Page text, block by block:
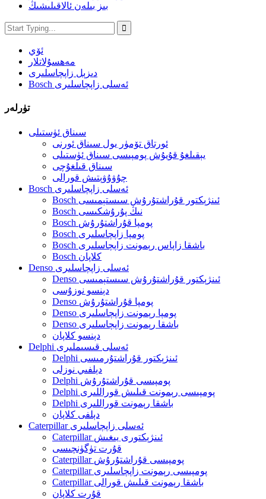
بىز بىلەن ئالاقىلىشىڭ
ئۆي
مەھسۇلاتلار
دىزېل زاپچاسلىرى
Bosch ئەسلى زاپچاسلىرى
تۈرلەر
سىناق ئۈستىلى
ئورتاق تۆمۈر يول سىناق ئورنى
يېقىلغۇ قۇيۇش پومپىسى سىناق ئۈستىلى
سىناق قىلغۇچى
چۇۋۇۋېتىش قورالى
Bosch ئەسلى زاپچاسلىرى
Bosch ئىنژېكتور قۇراشتۇرۇش سىستېمىسى
Bosch نىڭ پۇرۇشكىسى
Bosch پومپا قۇراشتۇرۇش
Bosch پومپا زاپچاسلىرى
Bosch باشقا زاپاس رېمونت زاپچاسلىرى
Bosch كلاپان
Denso ئەسلى زاپچاسلىرى
Denso ئىنژېكتور قۇراشتۇرۇش سىستېمىسى
دېنسو نوزۇسى
Denso پومپا قۇراشتۇرۇش
Denso پومپا رېمونت زاپچاسلىرى
Denso باشقا رېمونت زاپچاسلىرى
دېنسو كلاپان
Delphi ئەسلى قىسىملىرى
Delphi ئىنژېكتور قۇراشتۇرمىسى
دېلفىي نوزلى
Delphi پومپىسى قۇراشتۇرۇش
Delphi پومپىسى رېمونت قىلىش قوراللىرى
Delphi باشقا رېمونت قوراللىرى
دېلفى كلاپان
Caterpillar ئەسلى زاپچاسلىرى
Caterpillar ئىنژېكتورى يىغىش
قۇرت تۈگۈنچىسى
Caterpillar پومپىسى قۇراشتۇرۇش
Caterpillar پومپىسى رېمونت زاپچاسلىرى
Caterpillar باشقا رېمونت قىلىش قورالى
قۇرت كلاپان